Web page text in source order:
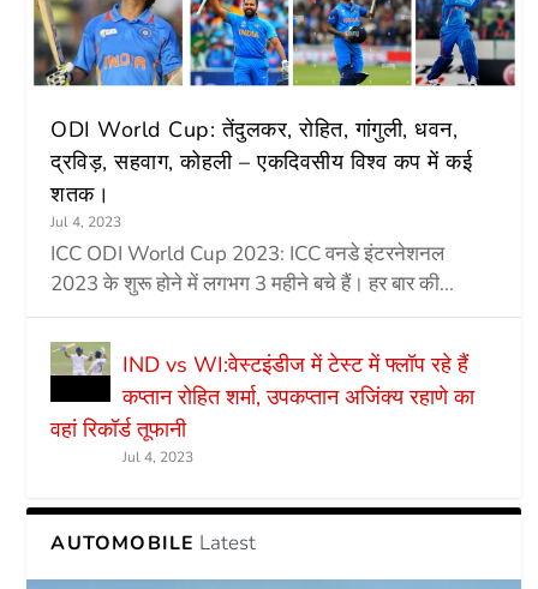
ODI World Cup: तेंदुलकर, रोहित, गांगुली, धवन,
द्रविड़, सहवाग, कोहली – एकदिवसीय विश्व कप में कई
शतक।
Jul 4, 2023
ICC ODI World Cup 2023: ICC वनडे इंटरनेशनल
2023 के शुरू होने में लगभग 3 महीने बचे हैं। हर बार की...
IND vs WI:वेस्टइंडीज में टेस्ट में फ्लॉप रहे हैं
कप्तान रोहित शर्मा, उपकप्तान अजिंक्य रहाणे का
वहां रिकॉर्ड तूफानी
Jul 4, 2023
AUTOMOBILE Latest